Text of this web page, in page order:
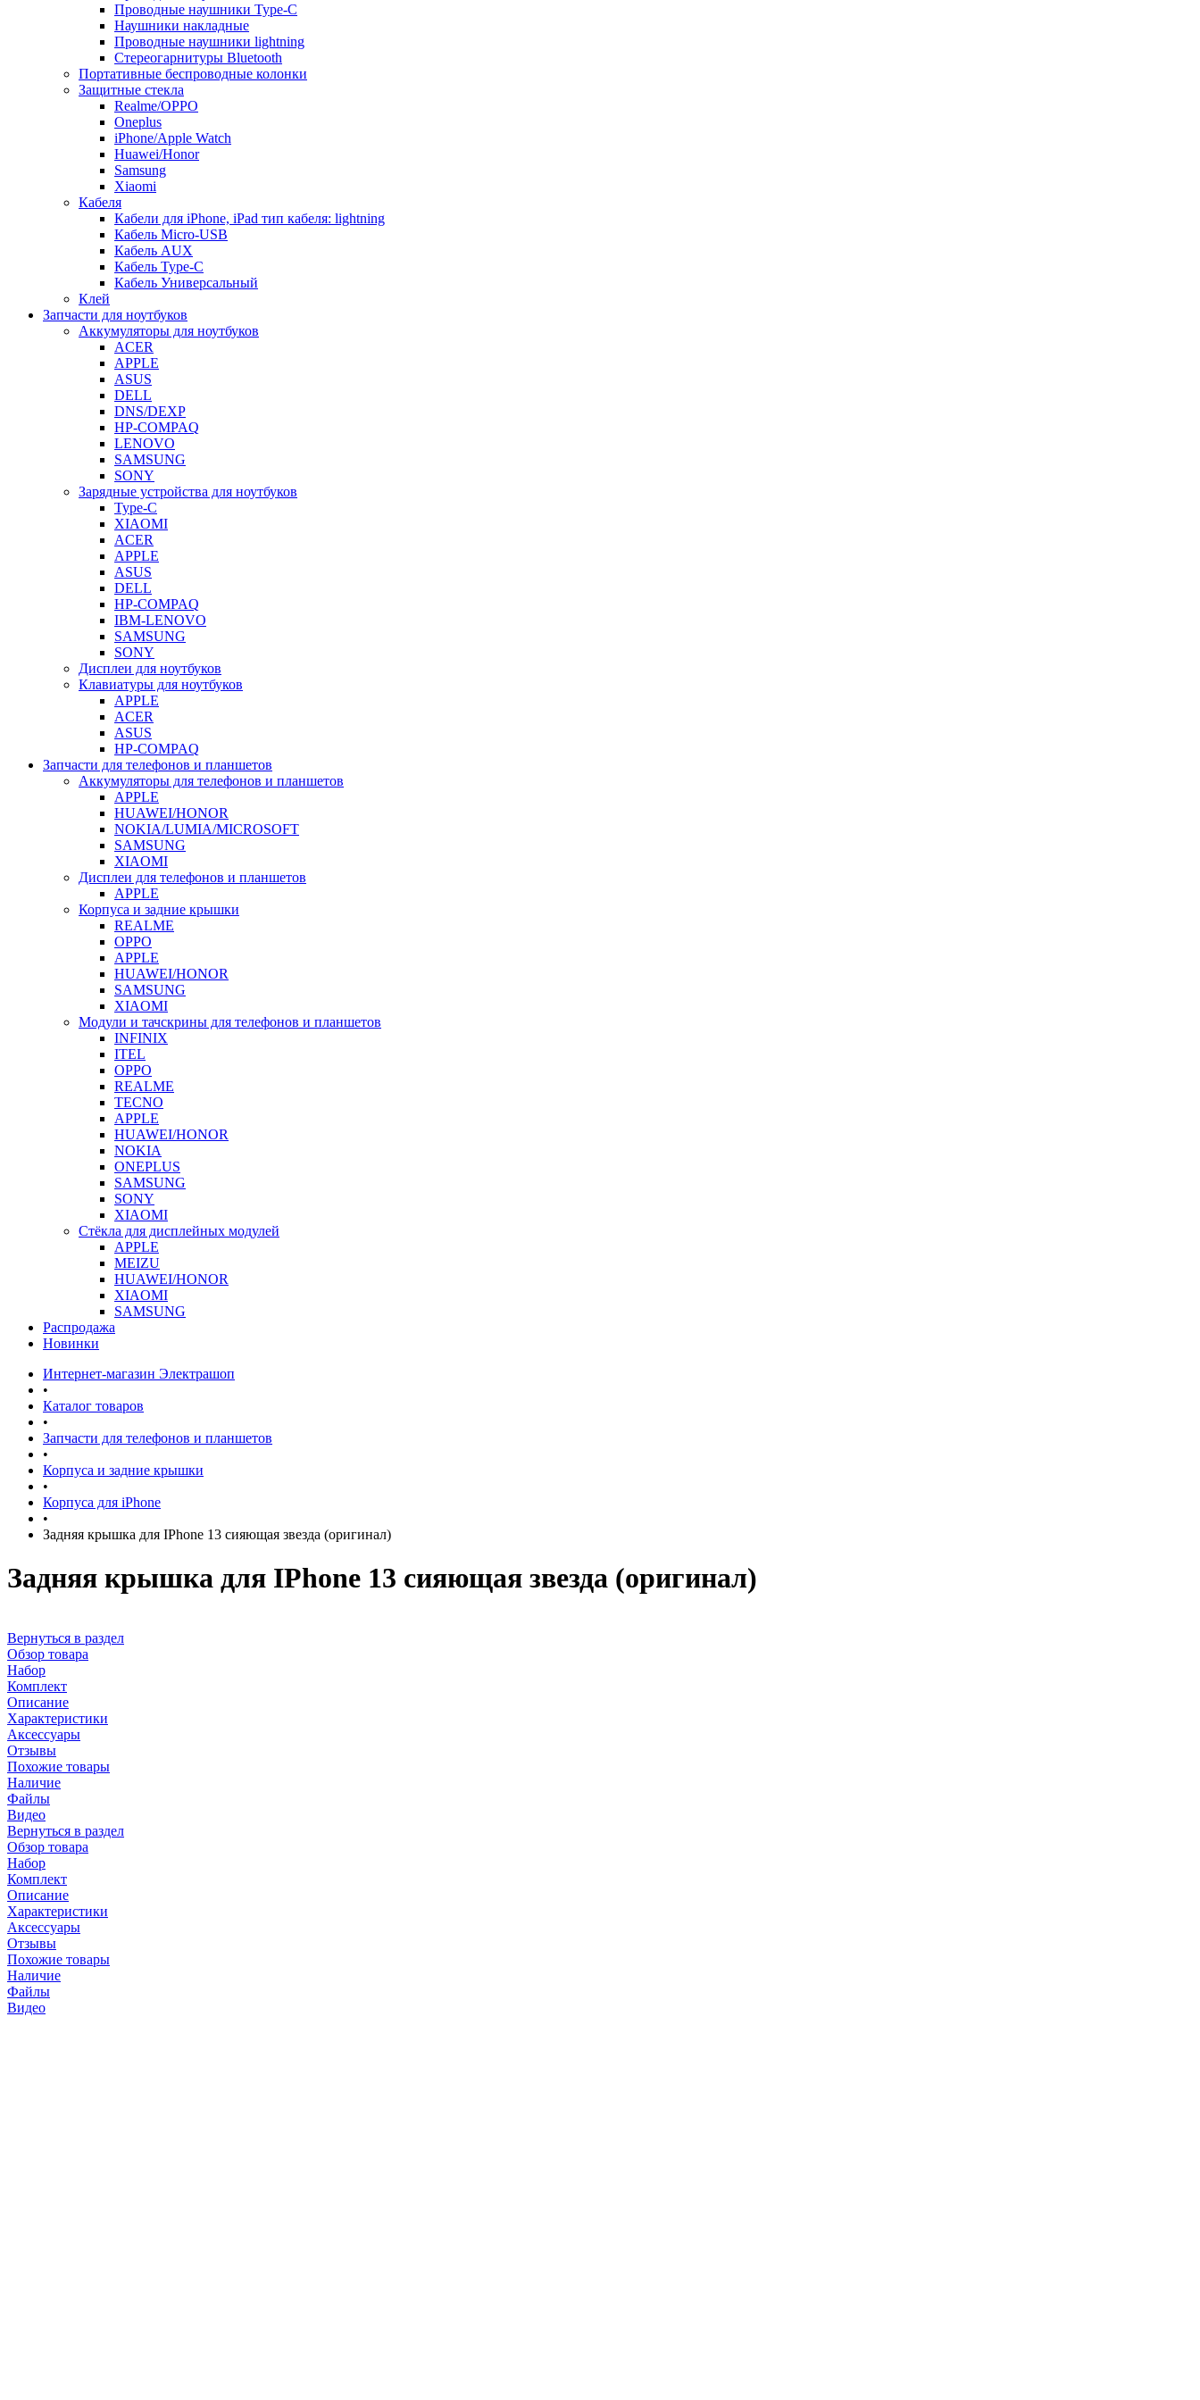
Проводные наушники Type-C
Наушники накладные
Проводные наушники lightning
Стереогарнитуры Bluetooth
Портативные беспроводные колонки
Защитные стекла
Realme/OPPO
Oneplus
iPhone/Apple Watch
Huawei/Honor
Samsung
Xiaomi
Кабеля
Кабели для iPhone, iPad тип кабеля: lightning
Кабель Micro-USB
Кабель AUX
Кабель Type-C
Кабель Универсальный
Клей
Запчасти для ноутбуков
Аккумуляторы для ноутбуков
ACER
APPLE
ASUS
DELL
DNS/DEXP
HP-COMPAQ
LENOVO
SAMSUNG
SONY
Зарядные устройства для ноутбуков
Type-C
XIAOMI
ACER
APPLE
ASUS
DELL
HP-COMPAQ
IBM-LENOVO
SAMSUNG
SONY
Дисплеи для ноутбуков
Клавиатуры для ноутбуков
APPLE
ACER
ASUS
HP-COMPAQ
Запчасти для телефонов и планшетов
Аккумуляторы для телефонов и планшетов
APPLE
HUAWEI/HONOR
NOKIA/LUMIA/MICROSOFT
SAMSUNG
XIAOMI
Дисплеи для телефонов и планшетов
APPLE
Корпуса и задние крышки
REALME
OPPO
APPLE
HUAWEI/HONOR
SAMSUNG
XIAOMI
Модули и тачскрины для телефонов и планшетов
INFINIX
ITEL
OPPO
REALME
TECNO
APPLE
HUAWEI/HONOR
NOKIA
ONEPLUS
SAMSUNG
SONY
XIAOMI
Стёкла для дисплейных модулей
APPLE
MEIZU
HUAWEI/HONOR
XIAOMI
SAMSUNG
Распродажа
Новинки
Интернет-магазин Электрашоп
•
Каталог товаров
•
Запчасти для телефонов и планшетов
•
Корпуса и задние крышки
•
Корпуса для iPhone
•
Задняя крышка для IPhone 13 сияющая звезда (оригинал)
Задняя крышка для IPhone 13 сияющая звезда (оригинал)
Вернуться в раздел
Обзор товара
Набор
Комплект
Описание
Характеристики
Аксессуары
Отзывы
Похожие товары
Наличие
Файлы
Видео
Вернуться в раздел
Обзор товара
Набор
Комплект
Описание
Характеристики
Аксессуары
Отзывы
Похожие товары
Наличие
Файлы
Видео